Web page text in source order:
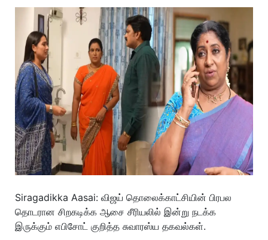
Siragadikka Aasai: விஜய் தொலைக்காட்சியின் பிரபல
தொடரான சிறகடிக்க ஆசை சீரியலில் இன்று நடக்க
இருக்கும் எபிசோட் குறித்த சுவாரஸ்ய தகவல்கள்.